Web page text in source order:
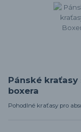
Pánské
boxera
Pohodlné kraťasy pro